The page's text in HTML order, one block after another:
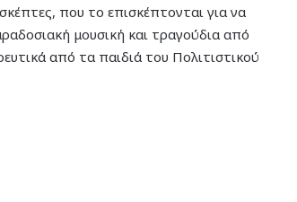
που το επισκέπτονται για να
μουσική και τραγούδια από
από τα παιδιά του Πολιτιστικού